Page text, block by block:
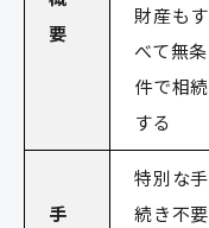
要
財産もす
べて無条
件で相続
する
手
特別な手
続き不要